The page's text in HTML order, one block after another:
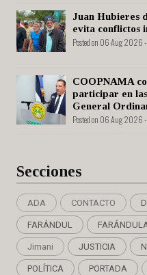
Juan Hubieres
evita conflictos
Posted on 06 Aug 2026 -
COOPNAMA
participar en
General
Posted on 06 Aug 2026 -
Secciones
ADA CONTACTO
FARÁNDUL
Jimani JUSTICIA
POLÍTICA PORTADA